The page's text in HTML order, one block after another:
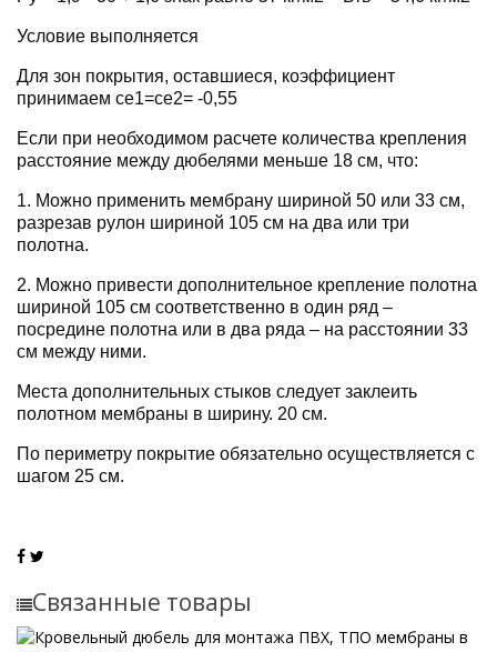
Условие выполняется
Для зон покрытия, оставшиеся, коэффициент
принимаем ce1=ce2= -0,55
Если при необходимом расчете количества крепления
расстояние между дюбелями меньше 18 см, что:
1. Можно применить мембрану шириной 50 или 33 см,
разрезав рулон шириной 105 см на два или три
полотна.
2. Можно привести дополнительное крепление полотна
шириной 105 см соответственно в один ряд –
посредине полотна или в два ряда – на расстоянии 33
см между ними.
Места дополнительных стыков следует заклеить
полотном мембраны в ширину. 20 см.
По периметру покрытие обязательно осуществляется с
шагом 25 см.
Связанные товары